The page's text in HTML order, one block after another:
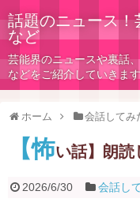
話題のニュース
など
芸能界のニュースや裏話
などをご紹介していきます
ホーム 会話してみ
【怖い話】朗読
2026/6/30 会話し